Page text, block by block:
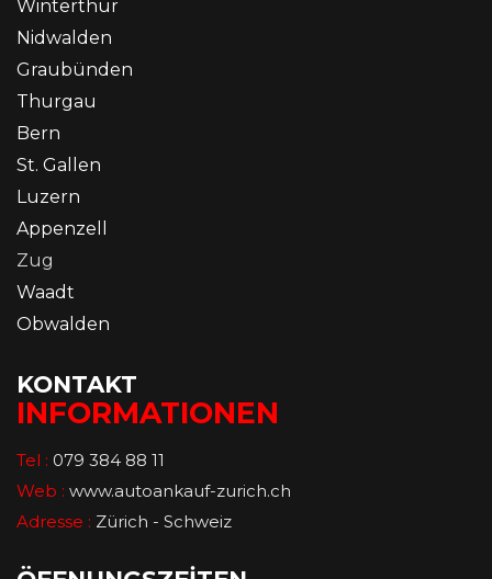
Winterthur
Nidwalden
Graubünden
Thurgau
Bern
St. Gallen
Luzern
Appenzell
Zug
Waadt
Obwalden
KONTAKT
INFORMATIONEN
Tel : 079 384 88 11
Web : www.autoankauf-zurich.ch
Adresse : Zürich - Schweiz